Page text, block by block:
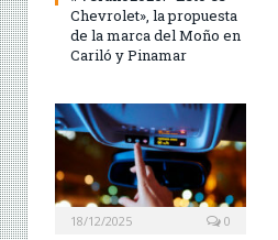
Chevrolet», la propuesta
de la marca del Moño en
Cariló y Pinamar
18/12/2025 0